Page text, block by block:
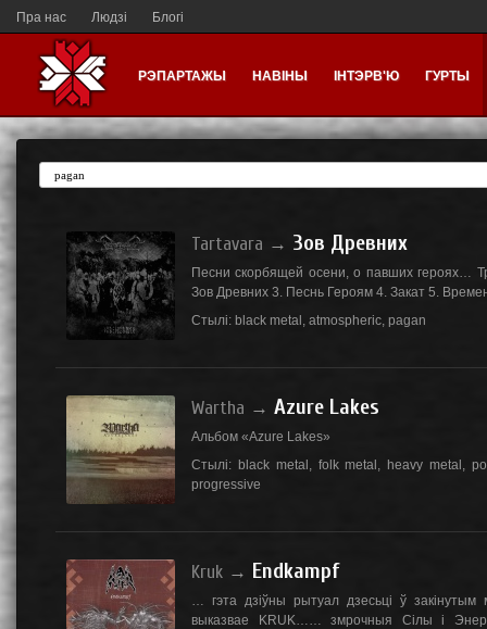
Пра нас Людзі Блогі
РЭПАРТАЖЫ НАВІНЫ ІНТЭРВ'Ю ГУРТЫ
Tartavara → Зов Древних
Песни скорбящей осени, о павших героях…
Зов Древних 3. Песнь Героям 4. Закат 5.
Стылі: black metal , atmospheric, pagan
Wartha → Azure Lakes
Альбом «Azure Lakes»
Стылі: black metal , folk metal , heavy metal ,
progressive
Kruk → Endkampf
… гэта дзіўны рытуал дзесьцi ў
выказвае KRUK…… змрочныя Сілы і